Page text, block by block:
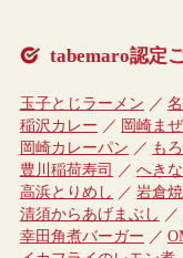
tabemaro認定
玉子とじラーメン
稲沢カレー
岡崎ま
岡崎カレーパン
も
豊川稲荷寿司
へき
高浜とりめし
岩倉
清須からあげまぶし
幸田角煮バーガー